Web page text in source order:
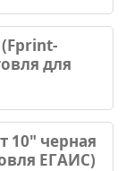
для
10" черная
ЕГАИС)